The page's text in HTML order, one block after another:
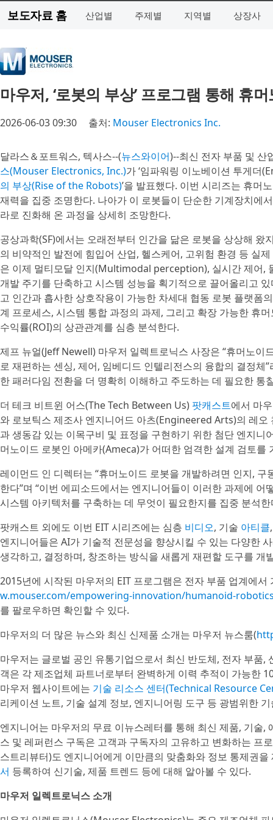
보도자료 홈 산업별 주제별 지역별 상장사
마우저, ‘로봇의 부상’ 프로그램 통해 휴
2026-06-03 09:30 출처: Mouser Electronics Inc.
달라스＆포트워스, 텍사스--(뉴스와이어)--최신 전자 부품 및 산
스(Mouser Electronics, Inc.)가 ‘임파워링 이노베이션 투게더
의 부상(Rise of the Robots)’을 발표했다. 이번 시리즈는 휴머
재력을 집중 조명한다. 나아가 이 로봇들이 단순한 기계장치에
라로 진화해 온 과정을 상세히 조망한다.
공상과학(SF)에서는 오래전부터 인간을 닮은 로봇을 상상해
의 비약적인 발전에 힘입어 산업, 헬스케어, 고위험 환경 등 실
은 이제 멀티모달 인지(Multimodal perception), 실시간 제어,
개발 주기를 단축하고 시스템 성능을 획기적으로 끌어올리고
고 인간과 흡사한 상호작용이 가능한 차세대 협동 로봇 플랫폼
계 프로세스, 시스템 통합 과정의 과제, 그리고 확장 가능한 휴
수익률(ROI)의 상관관계를 심층 분석한다.
제프 뉴얼(Jeff Newell) 마우저 일렉트로닉스 사장은 “휴머노
로 재편하는 센싱, 제어, 임베디드 인텔리전스의 융합의 결정
한 패러다임 전환을 더 명확히 이해하고 주도하는 데 필요한 통
더 테크 비트윈 어스(The Tech Between Us) 팟캐스트에서 마
와 로보틱스 제조사 엔지니어드 아츠(Engineered Arts)의 레
과 생동감 있는 이목구비 및 표정을 구현하기 위한 첨단 엔지
머노이드 로봇인 아메카(Ameca)가 어떠한 엄격한 설계 검토
레이먼드 인 디렉터는 “휴머노이드 로봇을 개발하려면 인지,
한다”며 “이번 에피소드에서는 엔지니어들이 이러한 과제에
시스템 아키텍처를 구축하는 데 무엇이 필요한지를 집중 분석한
팟캐스트 외에도 이번 EIT 시리즈에는 심층 비디오, 기술 아티클
엔지니어들은 AI가 기술적 전문성을 향상시킬 수 있는 다양한
생각하고, 결정하며, 창조하는 방식을 새롭게 재편할 도구를 개
2015년에 시작된 마우저의 EIT 프로그램은 전자 부품 업계에
w.mouser.com/empowering-innovation/humanoid-
를 팔로우하면 확인할 수 있다.
마우저의 더 많은 뉴스와 최신 신제품 소개는 마우저 뉴스룸(
마우저는 글로벌 공인 유통기업으로서 최신 반도체, 전자 부품
객은 각 제조업체 파트너로부터 완벽하게 이력 추적이 가능한
마우저 웹사이트에는 기술 리소스 센터(Technical Resource
리케이션 노트, 기술 설계 정보, 엔지니어링 도구 등 광범위한
엔지니어는 마우저의 무료 이뉴스레터를 통해 최신 제품, 기술
스 및 레퍼런스 구독은 고객과 구독자의 고유하고 변화하는 프
스트리뷰터)도 엔지니어에게 이만큼의 맞춤화와 정보 통제권
서 등록하여 신기술, 제품 트렌드 등에 대해 알아볼 수 있다.
마우저 일렉트로닉스 소개